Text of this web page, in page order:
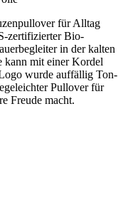
für Alltag
zertifizierter Bio-
in der kalten
kann mit einer Kordel
wurde auffällig Ton-
Pullover für
Freude macht.